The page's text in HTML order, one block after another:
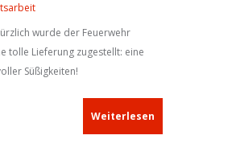
wurde der Feuerwehr
tolle Lieferung zugestellt: eine
Süßigkeiten!
Weiterlesen